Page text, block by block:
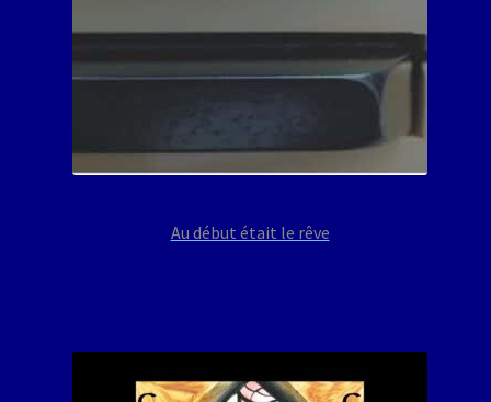
Au début était le rêve